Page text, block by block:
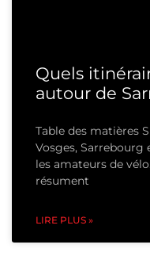
Quels
autour de
Table des matières
Vosges, Sarrebourg
les amateurs de
résument
LIRE PLUS »